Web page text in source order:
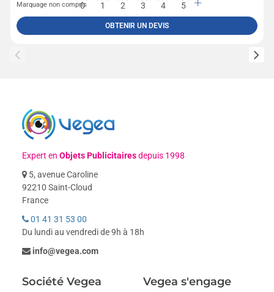
Marquage non compris
OBTENIR UN DEVIS
Expert enObjets Publicitairesdepuis 1998
5, avenue Caroline
92210 Saint-Cloud
France
01 41 31 53 00
Du lundi au vendredi de 9h à 18h
info@vegea.com
Société Vegea Vegea s'engage